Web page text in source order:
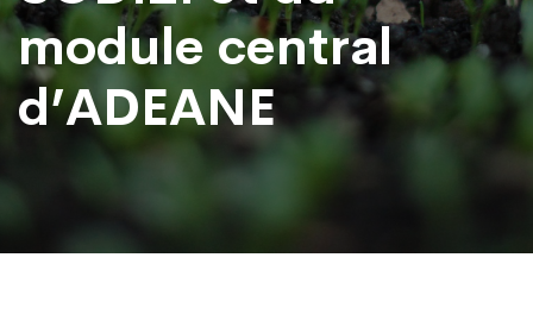
module central
d’ADEANE